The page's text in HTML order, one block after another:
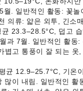
월. 일반적인 활동: 꽃놀
의류: 얇은 외투, 긴소
23.3–28.5°C, 덥고
과 7월. 일반적인 활동:
볍고 통풍이 잘 되는 옷,
균 12.9–25.7°C, 기온
많이 내림. 일반적인 활